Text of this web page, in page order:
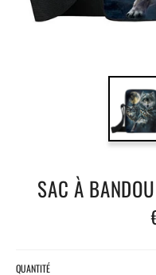
SAC À
QUANTITÉ